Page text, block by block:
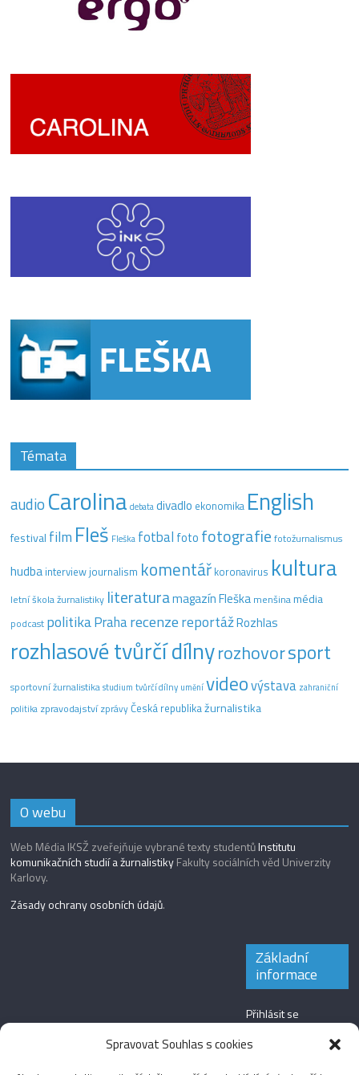
Spravovat Souhlas s cookies
Témata
audio Carolina debata divadlo ekonomika English
festival film Fleš Fleška fotbal foto fotografie fotožurnalismus
hudba interview journalism komentář koronavirus kultura
letní škola žurnalistiky literaturamagazín Fleška menšinamédia
podcast politikaPraharecenzereportážRozhlas
rozhlasové tvůrčí dílnyrozhovorsport
sportovní žurnalistika studium tvůrčí dílny uměnívideovýstava zahraniční
politika zpravodajstvízprávyČeská republikažurnalistika
O webu
Web Média IKSŽ zveřejňuje vybrané texty studentůInstitutu
komunikačních studií a žurnalistikyFakulty sociálních věd Univerzity
Karlovy.
Zásady ochrany osobních údajů.
Základní
informace
Přihlásit se
Zdroj kanálů